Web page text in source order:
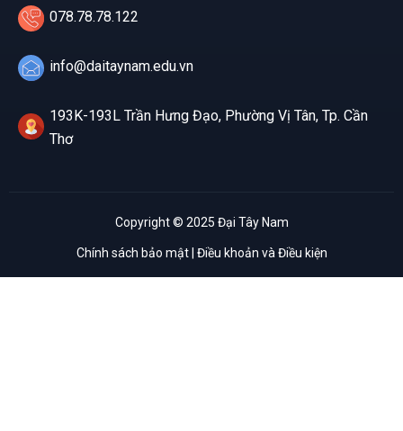
078.78.78.122
info@daitaynam.edu.vn
193K-193L Trần Hưng Đạo, Phường Vị Tân, Tp. Cần
Thơ
Copyright © 2025 Đại Tây Nam
Chính sách bảo mật | Điều khoản và Điều kiện